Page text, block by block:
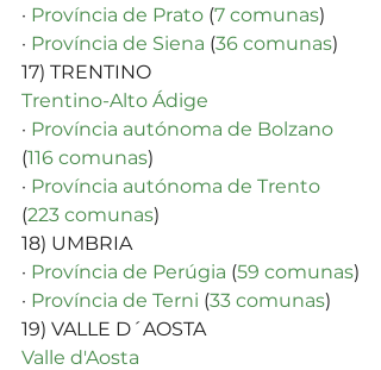
· Província de Prato (7 comunas)
· Província de Siena (36 comunas)
17) TRENTINO
Trentino-Alto Ádige
· Província autónoma de Bolzano
(116 comunas)
· Província autónoma de Trento
(223 comunas)
18) UMBRIA
· Província de Perúgia (59 comunas)
· Província de Terni (33 comunas)
19) VALLE D´AOSTA
Valle d'Aosta